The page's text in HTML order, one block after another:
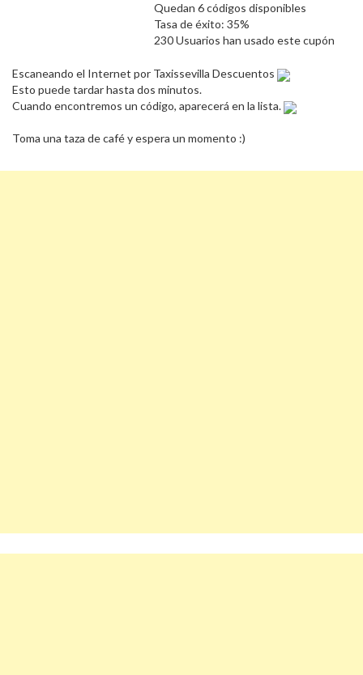
Quedan 6 códigos disponibles
Tasa de éxito: 35%
230 Usuarios han usado este cupón
Escaneando el Internet por Taxissevilla Descuentos
Esto puede tardar hasta dos minutos.
Cuando encontremos un código, aparecerá en la lista.
Toma una taza de café y espera un momento :)